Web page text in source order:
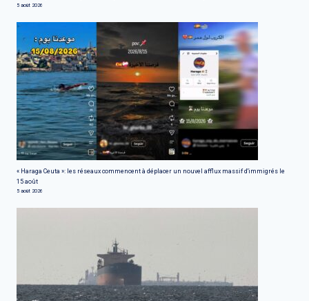
5 août 2026
« Haraga Ceuta »: les réseaux commencent à déplacer un nouvel afflux massif d'immigrés le
15 août
5 août 2026